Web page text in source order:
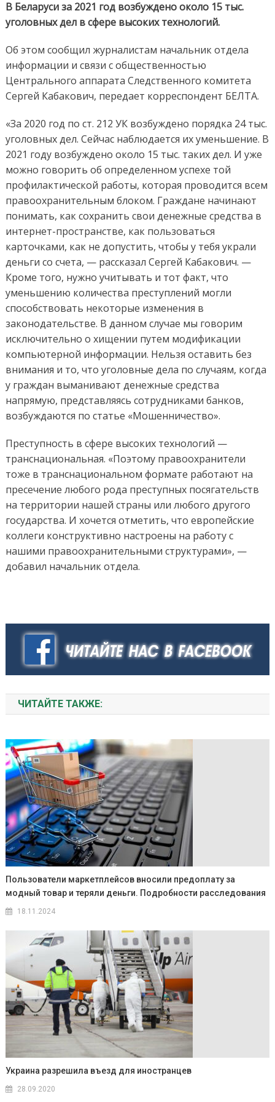
В Беларуси за 2021 год возбуждено около 15 тыс.
уголовных дел в сфере высоких технологий.
Об этом сообщил журналистам начальник отдела
информации и связи с общественностью
Центрального аппарата Следственного комитета
Сергей Кабакович, передает корреспондент БЕЛТА.
«За 2020 год по ст. 212 УК возбуждено порядка 24 тыс.
уголовных дел. Сейчас наблюдается их уменьшение. В
2021 году возбуждено около 15 тыс. таких дел. И уже
можно говорить об определенном успехе той
профилактической работы, которая проводится всем
правоохранительным блоком. Граждане начинают
понимать, как сохранить свои денежные средства в
интернет-пространстве, как пользоваться
карточками, как не допустить, чтобы у тебя украли
деньги со счета, — рассказал Сергей Кабакович. —
Кроме того, нужно учитывать и тот факт, что
уменьшению количества преступлений могли
способствовать некоторые изменения в
законодательстве. В данном случае мы говорим
исключительно о хищении путем модификации
компьютерной информации. Нельзя оставить без
внимания и то, что уголовные дела по случаям, когда
у граждан выманивают денежные средства
напрямую, представляясь сотрудниками банков,
возбуждаются по статье «Мошенничество».
Преступность в сфере высоких технологий —
транснациональная. «Поэтому правоохранители
тоже в транснациональном формате работают на
пресечение любого рода преступных посягательств
на территории нашей страны или любого другого
государства. И хочется отметить, что европейские
коллеги конструктивно настроены на работу с
нашими правоохранительными структурами», —
добавил начальник отдела.
ЧИТАЙТЕ ТАКЖЕ:
Пользователи маркетплейсов вносили предоплату за
модный товар и теряли деньги. Подробности расследования
18.11.2024
Украина разрешила въезд для иностранцев
28.09.2020